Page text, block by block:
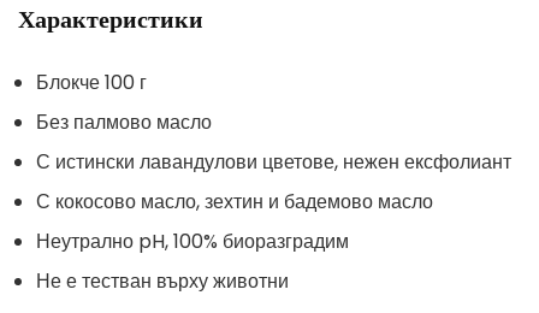
Характеристики
Блокче 100 г
Без палмово масло
С истински лавандулови цветове, нежен ексфолиант
С кокосово масло, зехтин и бадемово масло
Неутрално pH, 100% биоразградим
Не е тестван върху животни